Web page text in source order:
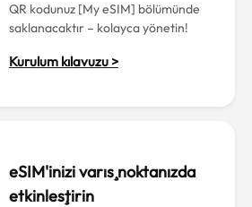
QR kodunuz [My eSIM] bölümünde
saklanacaktır – kolayca yönetin!
Kurulum kılavuzu >
eSIM'inizi varış noktanızda
etkinleştirin